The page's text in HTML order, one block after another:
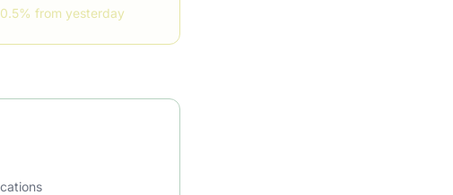
from yesterday